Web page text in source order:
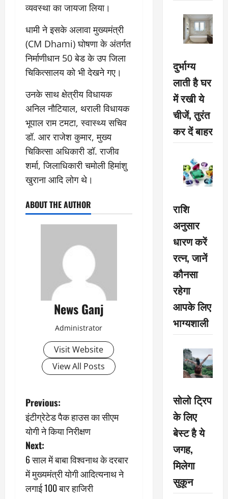
व्यवस्था का जायजा लिया।
धामी ने इसके अलावा मुख्यमंत्री
(CM Dhami) घोषणा के अंतर्गत
निर्माणीधान 50 बेड के उप जिला
चिकित्सालय को भी देखने गए।
उनके साथ क्षेत्रीय विधायक
अनिल नौटियाल, थराली विधायक
भूपाल राम टमटा, स्वास्थ्य सचिव
डॉ. आर राजेश कुमार, मुख्य
चिकित्सा अधिकारी डॉ. राजीव
शर्मा, जिलाधिकारी चमोली हिमांशु
खुराना आदि लोग थे।
ABOUT THE AUTHOR
News Ganj
Administrator
Visit Website
View All Posts
P
o
s
t
n
Previous:
इंटीग्रेटेड पैक हाउस का सीएम
योगी ने किया निरीक्षण
Next:
6 साल में बाबा विश्वनाथ के दरबार
में मुख्यमंत्री योगी आदित्यनाथ ने
लगाई 100 बार हाजिरी
दुर्भाग्य
लाती है घर
में रखी ये
चीजें, तुरंत
कर दें बाहर
राशि
अनुसार
धारण करें
रत्न, जानें
कौनसा
रहेगा
आपके लिए
भाग्यशाली
सोलो ट्रिप
के लिए
बेस्ट है ये
जगह,
मिलेगा
सुकून